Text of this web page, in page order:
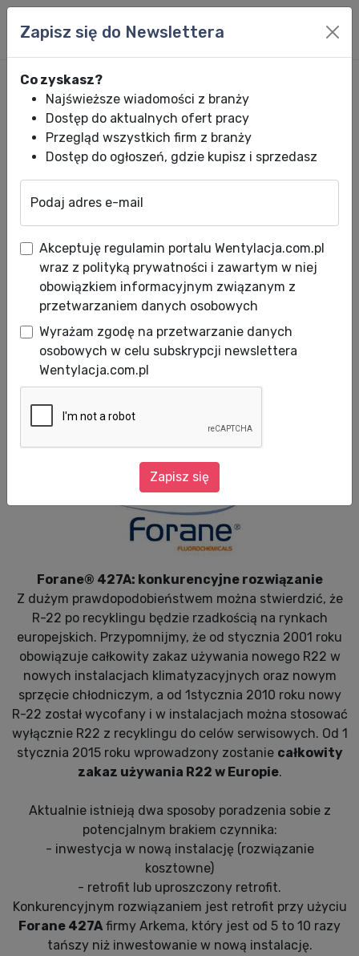
Forane® 427A: nowy, prosty
sposób na retrofit instalacji z
R22
Data publikacji: 12.07.2010
Data aktualizacji: 29.07.2010
R427A to bezchlorowy czynnik (ODP=0)
umożliwiający łatwe zastąpienie R22 w
istniejących urządzeniach chłodniczych. Jest
jedną z alternatyw dla R22, o najniższym GWP.
Forane® 427A: konkurencyjne rozwiązanie
Z dużym prawdopodobieństwem można stwierdzić, że
R-22 po recyklingu będzie rzadkością na rynkach
europejskich. Przypomnijmy, że od stycznia 2001 roku
obowiązuje całkowity zakaz używania nowego R22 w
nowych instalacjach klimatyzacyjnych oraz nowym
sprzęcie chłodniczym, a od 1stycznia 2010 roku nowy
R-22 został wycofany i w instalacjach można stosować
wyłącznie R22 z recyklingu do celów serwisowych. Od 1
stycznia 2015 roku wprowadzony zostanie całkowity
zakaz używania R22 w Europie.
Aktualnie istnieją dwa sposoby poradzenia sobie z
potencjalnym brakiem czynnika:
- inwestycja w nową instalację (rozwiązanie
kosztowne)
- retrofit lub uproszczony retrofit.
Konkurencyjnym rozwiązaniem jest retrofit przy użyciu
Forane 427Afirmy Arkema, który jest od 5 to 10 razy
tańszy niż inwestowanie w nową instalację.
Zapisz się do Newslettera
Co zyskasz?
Najświeższe wiadomości z branży
Dostęp do aktualnych ofert pracy
Przegląd wszystkich firm z branży
Dostęp do ogłoszeń, gdzie kupisz i sprzedasz
Podaj adres e-mail
Akceptuję regulamin portalu Wentylacja.com.pl
wraz z polityką prywatności i zawartym w niej
obowiązkiem informacyjnym związanym z
przetwarzaniem danych osobowych
Wyrażam zgodę na przetwarzanie danych
osobowych w celu subskrypcji newslettera
Wentylacja.com.pl
Zapisz się